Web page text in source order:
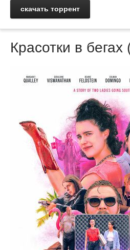
скачать торрент
Красотки в бегах